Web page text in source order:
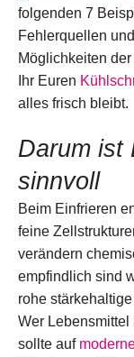
folgenden 7
Fehlerquellen
Möglichkeiten
Ihr Euren
alles frisch bleibt.
Darum ist
sinnvoll
Beim Einfrieren
feine
verändern
empfindlich sind
rohe
Wer
sollte auf